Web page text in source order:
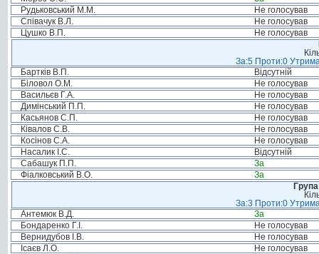
Рудьковський М.М.
Не голосував
Співачук В.Л.
Не голосував
Цушко В.П.
Не голосував
За:5 Проти:0
Бартків В.П.
Відсутній
Біловол О.М.
Не голосував
Васильєв Г.А.
Не голосував
Димінський П.П.
Не голосував
Касьянов С.П.
Не голосував
Ківалов С.В.
Не голосував
Косінов С.А.
Не голосував
Насалик І.С.
Відсутній
Сабашук П.П.
За
Фіалковський В.О.
За
За:3 Проти:0
Антемюк В.Д.
За
Бондаренко Г.І.
Не голосував
Вернидубов І.В.
Не голосував
Ісаєв Л.О.
Не голосував